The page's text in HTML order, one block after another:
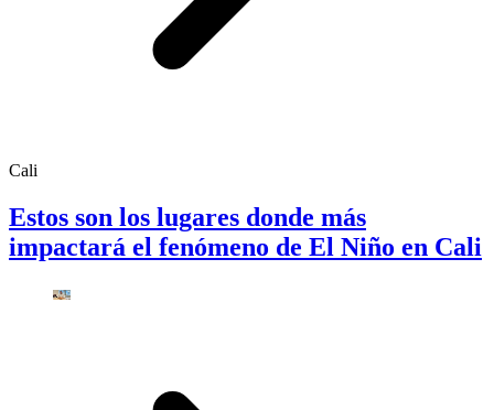
Cali
Estos son los lugares donde más
impactará el fenómeno de El Niño en Cali